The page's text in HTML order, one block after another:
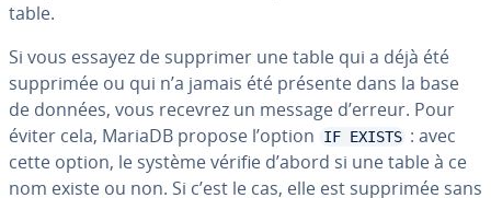
table.
Si vous essayez de supprimer une table qui a déjà été
supprimée ou qui n’a jamais été présente dans la base
de données, vous recevrez un message d’erreur. Pour
éviter cela, MariaDB propose l’option
IF EXISTS : avec
cette option, le système vérifie d’abord si une table à ce
nom existe ou non. Si c’est le cas, elle est supprimée sans